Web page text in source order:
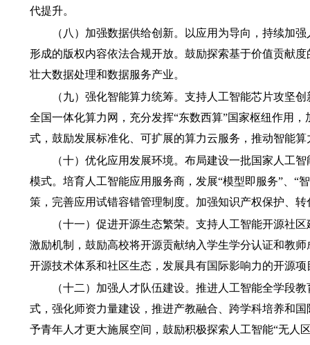
代提升。
（八）加强数据供给创新。
以应用为导向，持续加
形成的版权内容依法合规开放。鼓励探索基于价值贡献
壮大数据处理和数据服务产业。
（九）强化智能算力统筹。 支持人工智能芯片攻坚
全国一体化算力网，充分发挥“东数西算”国家枢纽作用
式，鼓励发展标准化、可扩展的算力云服务，推动智能
（十）优化应用发展环境。 布局建设一批国家人工
模式。培育人工智能应用服务商，发展“模型即服务”、“
策，完善应用试错容错管理制度。加强知识产权保护、
（十一）促进开源生态繁荣。 支持人工智能开源社
激励机制，鼓励高校将开源贡献纳入学生学分认证和教
开源技术体系和社区生态，发展具有国际影响力的开源
（十二）加强人才队伍建设。 推进人工智能全学段
式，强化师资力量建设，推进产教融合、跨学科培养和
予青年人才更大施展空间，鼓励积极探索人工智能“无人